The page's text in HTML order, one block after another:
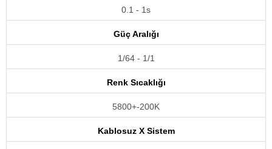
0.1 - 1s
Güç Aralığı
1/64 - 1/1
Renk Sıcaklığı
5800+-200K
Kablosuz X Sistem